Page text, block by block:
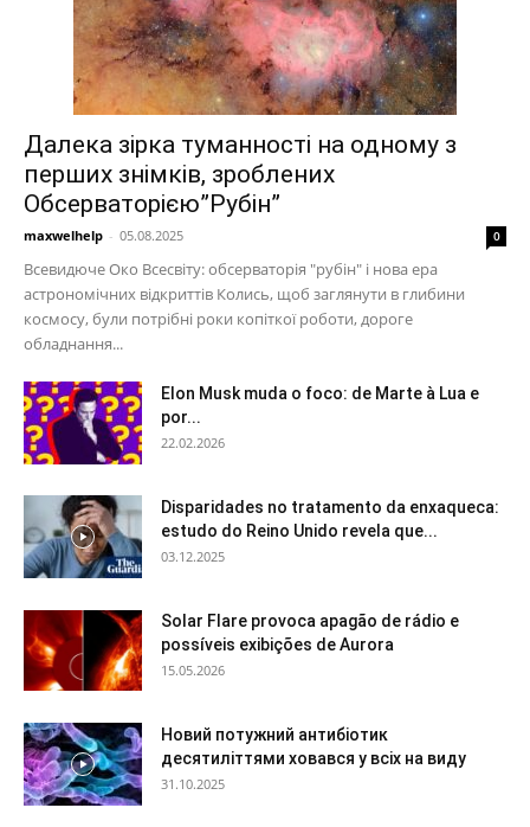
Далека зірка туманності на одному з
перших знімків, зроблених
Обсерваторією”Рубін”
maxwelhelp - 05.08.2025 0
Всевидюче Око Всесвіту: обсерваторія "рубін" і нова ера
астрономічних відкриттів Колись, щоб заглянути в глибини
космосу, були потрібні роки копіткої роботи, дороге
обладнання...
Elon Musk muda o foco: de Marte à Lua e
por...
22.02.2026
Disparidades no tratamento da enxaqueca:
estudo do Reino Unido revela que...
03.12.2025
Solar Flare provoca apagão de rádio e
possíveis exibições de Aurora
15.05.2026
Новий потужний антибіотик
десятиліттями ховався у всіх на виду
31.10.2025